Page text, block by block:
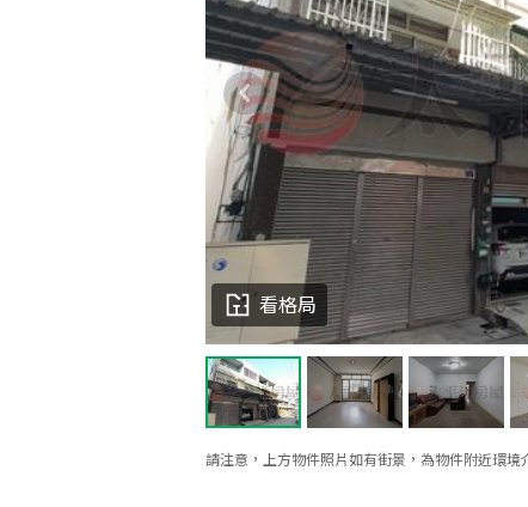
請注意，上方物件照片如有街景，為物件附近環境
看格局